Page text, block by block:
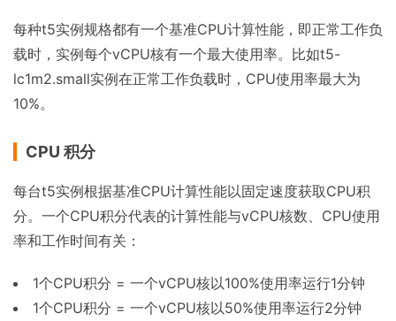
每种t5实例规格都有一个基准CPU计算性能，即正常工作负
载时，实例每个vCPU核有一个最大使用率。比如t5-
lc1m2.small实例在正常工作负载时，CPU使用率最大为
10%。
CPU 积分
每台t5实例根据基准CPU计算性能以固定速度获取CPU积
分。一个CPU积分代表的计算性能与vCPU核数、CPU使用
率和工作时间有关：
1个CPU积分 = 一个vCPU核以100%使用率运行1分钟
1个CPU积分 = 一个vCPU核以50%使用率运行2分钟